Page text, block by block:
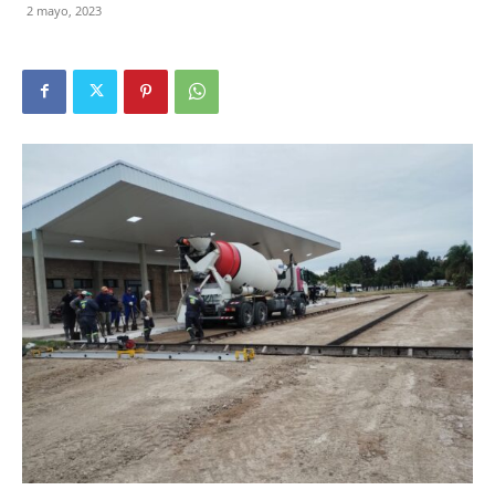
2 mayo, 2023